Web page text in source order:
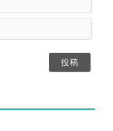
（
意
L
（